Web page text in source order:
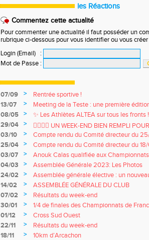
les Réactions
Commentez cette actualité
Pour commenter une actualité il faut posséder un
rubrique ci-dessous pour vous identifier ou vous
Login (Email)
:
Mot de Passe :
07/09 >
Rentrée sportive !
13/07
>
Meeting de la Teste : une première
08/05
>
✨ Les Athlètes ALTEA sur tous les fronts
29/04
>
🏃‍♀️🏃‍♂️ UN WEEK-END BIEN REMPLI
03/10
>
Compte rendu du Comité directeur du
25/04
>
Compte rendu du Comité directeur du
03/07
>
Anouk Calas qualifiée aux
m Marche !
04/03 >
Assemblée Générale 2023: Les Photos
24/02
>
Assemblée générale élective : un
14/02
>
ASSEMBLÉE GÉNÉRALE DU CLUB
07/02
>
Résultats du week-end
30/01
>
1/4 de finales des Championnats de
01/12
>
Cross Sud Ouest
22/11
>
Résultats du week-end
18/11
>
10km d’Arcachon